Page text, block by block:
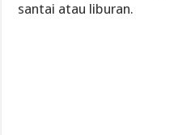
santai atau liburan.